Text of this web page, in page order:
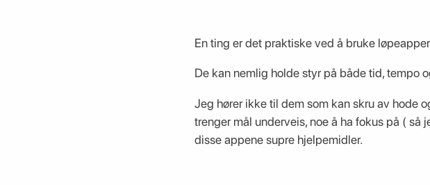
En ting er det praktiske ved å bruke
De kan nemlig holde styr på både tid, tempo
Jeg hører ikke til dem som kan skru av hode
trenger mål underveis, noe å ha fokus på ( så
disse appene supre hjelpemidler.